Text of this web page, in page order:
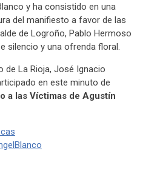
y ha consistido en una
del manifiesto a favor de las
de Logroño, Pablo Hermoso
silencio y una ofrenda floral.
de La Rioja, José Ignacio
en este minuto de
a las Víctimas de Agustín